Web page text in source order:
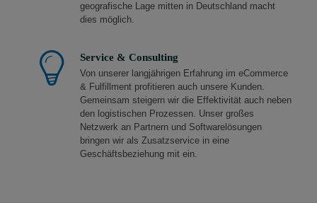
geografische Lage mitten in Deutschland macht
dies möglich.
Service & Consulting
Von unserer langjährigen Erfahrung im eCommerce
& Fulfillment profitieren auch unsere Kunden.
Gemeinsam steigern wir die Effektivität auch neben
den logistischen Prozessen. Unser großes
Netzwerk an Partnern und Softwarelösungen
bringen wir als Zusatzservice in eine
Geschäftsbeziehung mit ein.